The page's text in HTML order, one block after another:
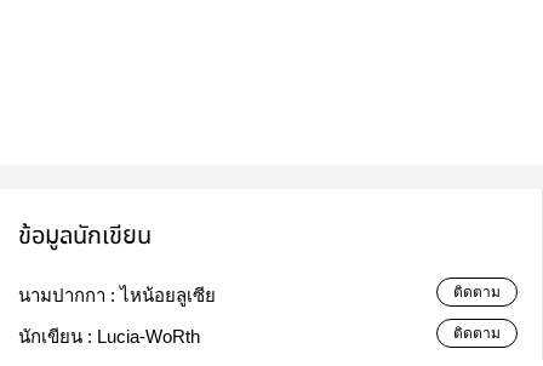
ข้อมูลนักเขียน
นามปากกา :ไหน้อยลูเซีย ติดตาม
นักเขียน : Lucia-WoRth ติดตาม